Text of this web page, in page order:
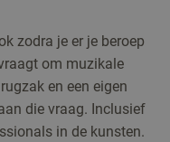
zodra je er je beroep
om muzikale
en een eigen
die vraag. Inclusief
in de kunsten.